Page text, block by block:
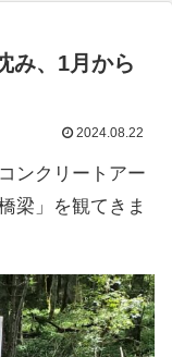
み、1月から
2024.08.22
ンクリートアー
梁」を観てきま